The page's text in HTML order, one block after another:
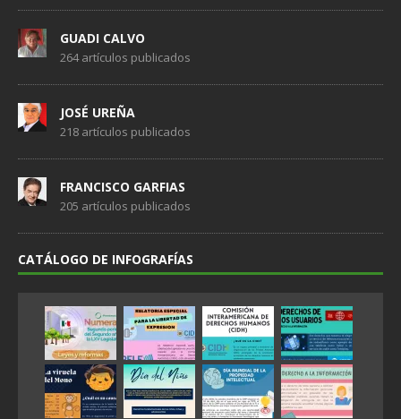
GUADI CALVO
264 artículos publicados
JOSÉ UREÑA
218 artículos publicados
FRANCISCO GARFIAS
205 artículos publicados
CATÁLOGO DE INFOGRAFÍAS